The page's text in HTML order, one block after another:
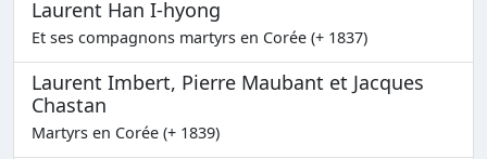
Laurent Han I-hyong
Et ses compagnons martyrs en Corée (+ 1837)
Laurent Imbert, Pierre Maubant et Jacques
Chastan
Martyrs en Corée (+ 1839)